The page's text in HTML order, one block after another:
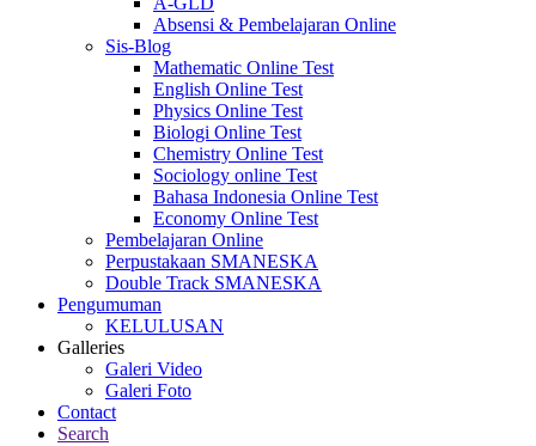
Absensi & Pembelajaran Online
Sis-Blog
Mathematic Online Test
English Online Test
Physics Online Test
Biologi Online Test
Chemistry Online Test
Sociology online Test
Bahasa Indonesia Online Test
Economy Online Test
Pembelajaran Online
Perpustakaan SMANESKA
Double Track SMANESKA
Pengumuman
KELULUSAN
Galleries
Galeri Video
Galeri Foto
Contact
Search